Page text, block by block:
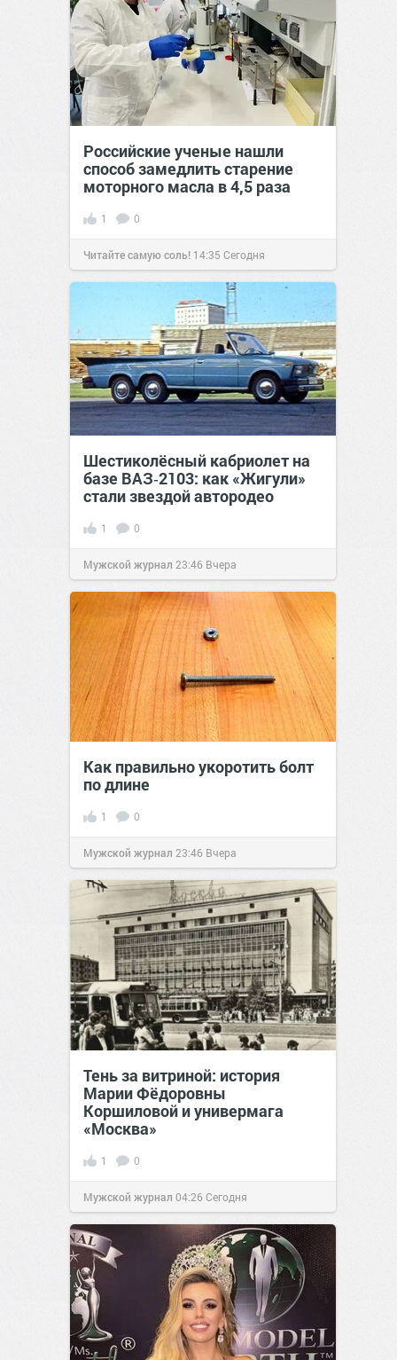
Российские ученые нашли
способ замедлить старение
моторного масла в 4,5 раза
1 0
Читайте самую соль! 14:35 Сегодня
Шестиколёсный кабриолет на
базе ВАЗ‑2103: как «Жигули»
стали звездой автородео
1 0
Мужской журнал 23:46 Вчера
Как правильно укоротить болт
по длине
1 0
Мужской журнал 23:46 Вчера
Тень за витриной: история
Марии Фёдоровны
Коршиловой и универмага
«Москва»
1 0
Мужской журнал 04:26Сегодня